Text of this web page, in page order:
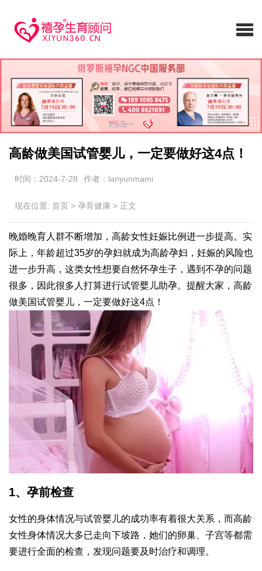
高龄做美国试管婴儿，一定要做好这4点！
时间：2024-7-28 作者：lanyunmami
现在位置: 首页 > 孕育健康 > 正文
晚婚晚育人群不断增加，高龄女性妊娠比例进一步提高。实
际上，年龄超过35岁的孕妇就成为高龄孕妇，妊娠的风险也
进一步升高，这类女性想要自然怀孕生子，遇到不孕的问题
很多，因此很多人打算进行试管婴儿助孕。提醒大家，高龄
做美国试管婴儿，一定要做好这4点！
1、孕前检查
女性的身体情况与试管婴儿的成功率有着很大关系，而高龄
女性身体情况大多已走向下坡路，她们的卵巢、子宫等都需
要进行全面的检查，发现问题要及时治疗和调理。